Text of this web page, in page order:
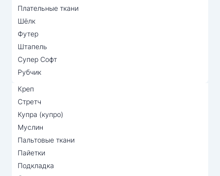
Плательные ткани
Шёлк
Футер
Штапель
Супер Софт
Рубчик
Креп
Стретч
Купра (купро)
Муслин
Пальтовые ткани
Пайетки
Подкладка